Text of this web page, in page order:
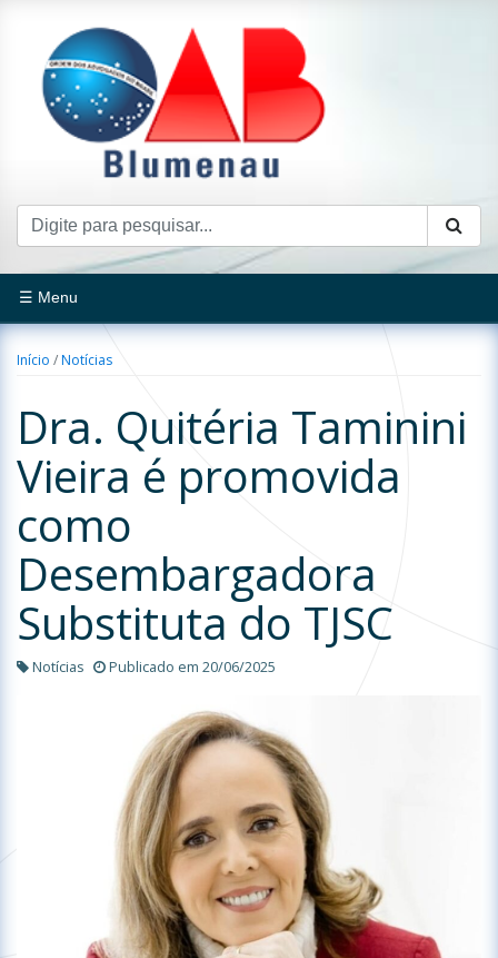
☰ Menu
Início /Notícias
Dra. Quitéria Taminini
Vieira é promovida
como
Desembargadora
Substituta do TJSC
Notícias Publicado em 20/06/2025